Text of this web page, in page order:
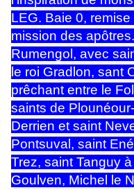
LEG. Baie 0,
mission des
Rumengol, avec
le roi Gradlon, sant
prêchant entre le
saints de
Derrien et saint
Pontsuval, saint
Trez, saint Tanguy
Goulven, Michel le